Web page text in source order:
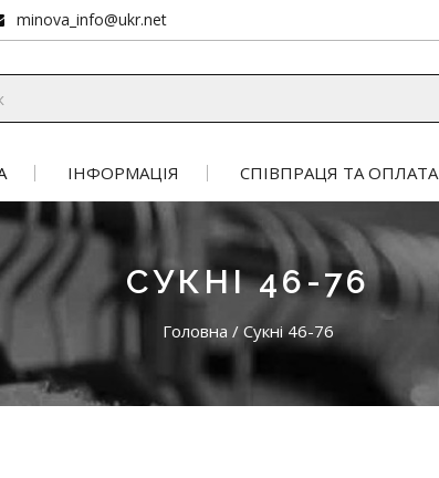
minova_info@ukr.net
ІНФОРМАЦІЯ СПІВПРАЦЯ ТА ОПЛАТА
СУКНІ 46-76
Головна / Сукні 46-76